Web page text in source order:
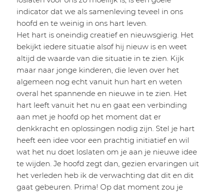
indicator dat we als samenleving teveel in ons
hoofd en te weinig in ons hart leven.
Het hart is oneindig creatief en nieuwsgierig. Het
bekijkt iedere situatie alsof hij nieuw is en weet
altijd de waarde van die situatie in te zien. Kijk
maar naar jonge kinderen, die leven over het
algemeen nog echt vanuit hun hart en weten
overal het spannende en nieuwe in te zien. Het
hart leeft vanuit het nu en gaat een verbinding
aan met je hoofd op het moment dat er
denkkracht en oplossingen nodig zijn. Stel je hart
heeft een idee voor een prachtig initiatief en wil
wat het nu doet loslaten om je aan je nieuwe idee
te wijden. Je hoofd zegt dan, gezien ervaringen uit
het verleden heb ik de verwachting dat dit en dit
gaat gebeuren. Prima! Op dat moment zou je